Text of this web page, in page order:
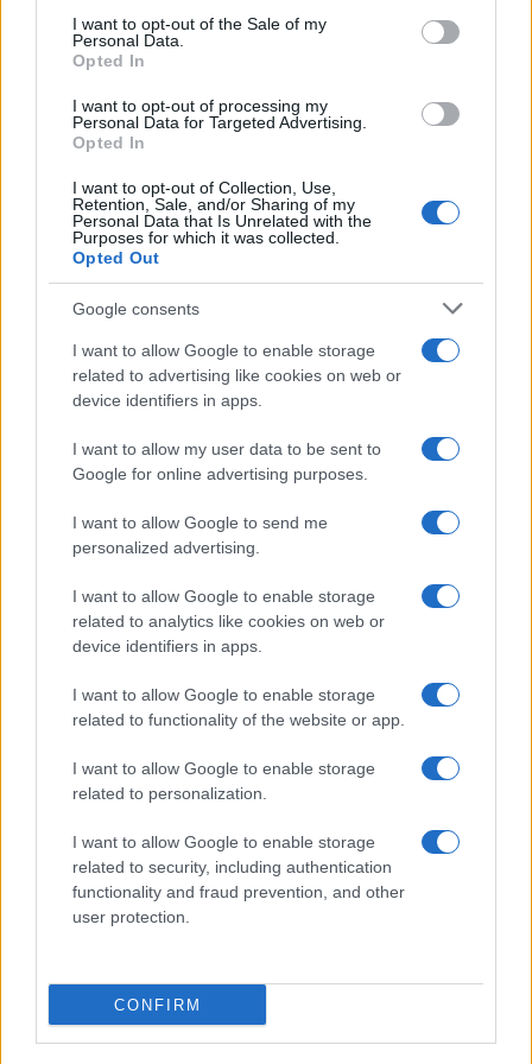
consent section.
I want to opt-out of the Sale of my
Personal Data.
Opted In
I want to opt-out of processing my
Personal Data for Targeted Advertising.
Opted In
I want to opt-out of Collection, Use,
Retention, Sale, and/or Sharing of my
Personal Data that Is Unrelated with the
Purposes for which it was collected.
Opted Out
Google consents
I want to allow Google to enable storage
related to advertising like cookies on web or
device identifiers in apps.
I want to allow my user data to be sent to
Google for online advertising purposes.
I want to allow Google to send me
personalized advertising.
I want to allow Google to enable storage
related to analytics like cookies on web or
device identifiers in apps.
I want to allow Google to enable storage
related to functionality of the website or app.
I want to allow Google to enable storage
related to personalization.
I want to allow Google to enable storage
related to security, including authentication
functionality and fraud prevention, and other
user protection.
CONFIRM
Csak a szokásos Partizán: Gulyás
MSZP
A Magyar Szocialista Párt “mély aggodalmát
fejezte ki” a kormány döntése kapcsán,
miszerint Magyarország kilép a Nemzetközi
Büntetőbíróságból.
Az MSZP szerint a lépés súlyosan ellentétes
hazánk nemzetközi
kötelezettségvállalásaival és az
igazságszolgáltatás iránti
elkötelezettségével valamint “tovább
távolítja Magyarországot az Európai Unió
közleményébennem
tért ki külön Benjamin Netanjahu látogatására
és az ellene kiadott elfogatóparancsra.
A párt országgyűlési képviselője, Kunhalmi
olvasta az izraeli miniszterelnök fejére, hogy
Budapestre látogatva, miért nem kérte
számon Orbán Viktort a poloskázása miatt,
ami “a legsötétebb történelmi időket idézi”.
“Orbán pedig azért, hogy